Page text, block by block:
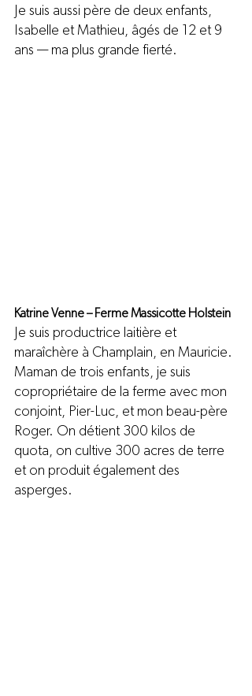
Je suis aussi père de deux enfants,
Isabelle et Mathieu, âgés de 12 et 9
ans — ma plus grande fierté.
Katrine Venne – Ferme Massicotte Holstein
Je suis productrice laitière et
maraîchère à Champlain, en Mauricie.
Maman de trois enfants, je suis
copropriétaire de la ferme avec mon
conjoint, Pier-Luc, et mon beau-père
Roger. On détient 300 kilos de
quota, on cultive 300 acres de terre
et on produit également des
asperges.